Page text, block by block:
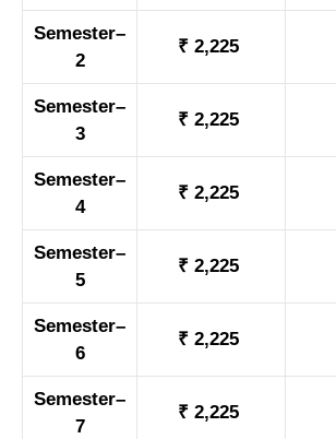
Semester–
2
₹ 2,225
Semester–
3
₹ 2,225
Semester–
4
₹ 2,225
Semester–
5
₹ 2,225
Semester–
6
₹ 2,225
Semester–
7
₹ 2,225